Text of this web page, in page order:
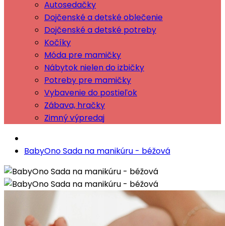
Autosedačky
Dojčenské a detské oblečenie
Dojčenské a detské potreby
Kočíky
Móda pre mamičky
Nábytok nielen do izbičky
Potreby pre mamičky
Vybavenie do postieľok
Zábava, hračky
Zimný výpredaj
BabyOno Sada na manikúru - béžová